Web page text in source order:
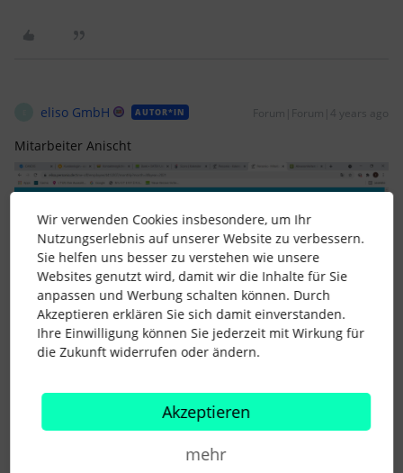
eliso GmbH AUTOR*IN Forum|Forum|4 years ago
Mitarbeiter Anischt
Wir verwenden Cookies insbesondere, um Ihr
Nutzungserlebnis auf unserer Website zu verbessern.
Sie helfen uns besser zu verstehen wie unsere
Websites genutzt wird, damit wir die Inhalte für Sie
anpassen und Werbung schalten können. Durch
Akzeptieren erklären Sie sich damit einverstanden.
Ihre Einwilligung können Sie jederzeit mit Wirkung für
die Zukunft widerrufen oder ändern.
Akzeptieren
mehr